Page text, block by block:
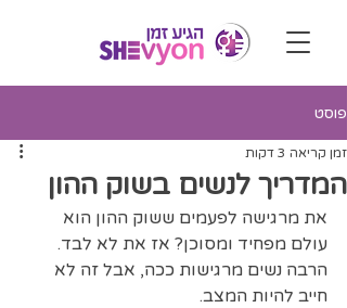
פוסט
המדריך לנשים בשוק ההון
זמן קריאה 3 דקות
את מרגישה לפעמים ששוק ההון הוא
עולם מפחיד ומסוכן? אז את לא לבד.
הרבה נשים מרגישות ככה, אבל זה לא
חייב להיות המצב.